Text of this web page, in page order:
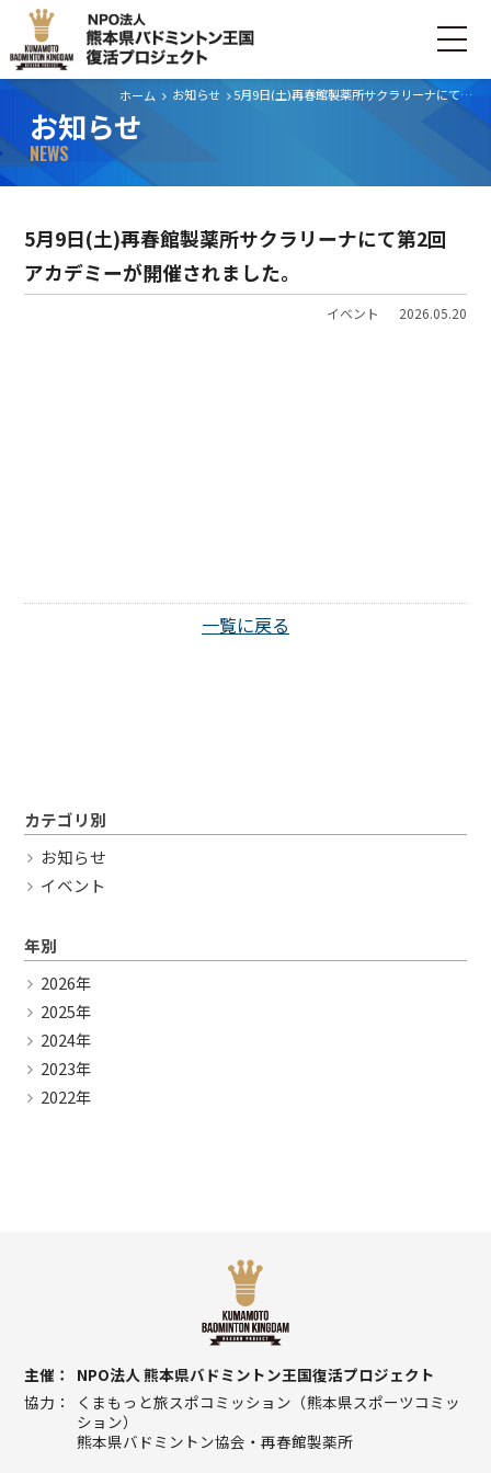
ホーム お知らせ 5月9日(土)再春館製薬所サクラリーナにて第2回アカデミーが開催されました。
お知らせ
NEWS
5月9日(土)再春館製薬所サクラリーナにて第2回
アカデミーが開催されました。
イベント 2026.05.20
一覧に戻る
カテゴリ別
お知らせ
イベント
年別
2026年
2025年
2024年
2023年
2022年
主催
NPO法人 熊本県バドミントン王国復活プロジェクト
協力
くまもっと旅スポコミッション（熊本県スポーツコミッ
ション）
熊本県バドミントン協会・再春館製薬所
ホーム
ごあいさつ
プロジェクトについて